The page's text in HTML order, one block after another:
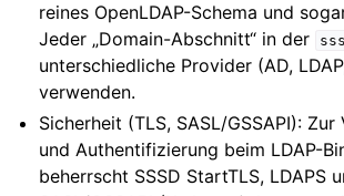
reines OpenLDAP-Schema und
Jeder „Domain-Abschnitt“ in der
unterschiedliche Provider (AD,
verwenden.
Sicherheit (TLS, SASL/GSSAPI): Zur
und Authentifizierung beim LDAP-
beherrscht SSSD StartTLS, LDAPS